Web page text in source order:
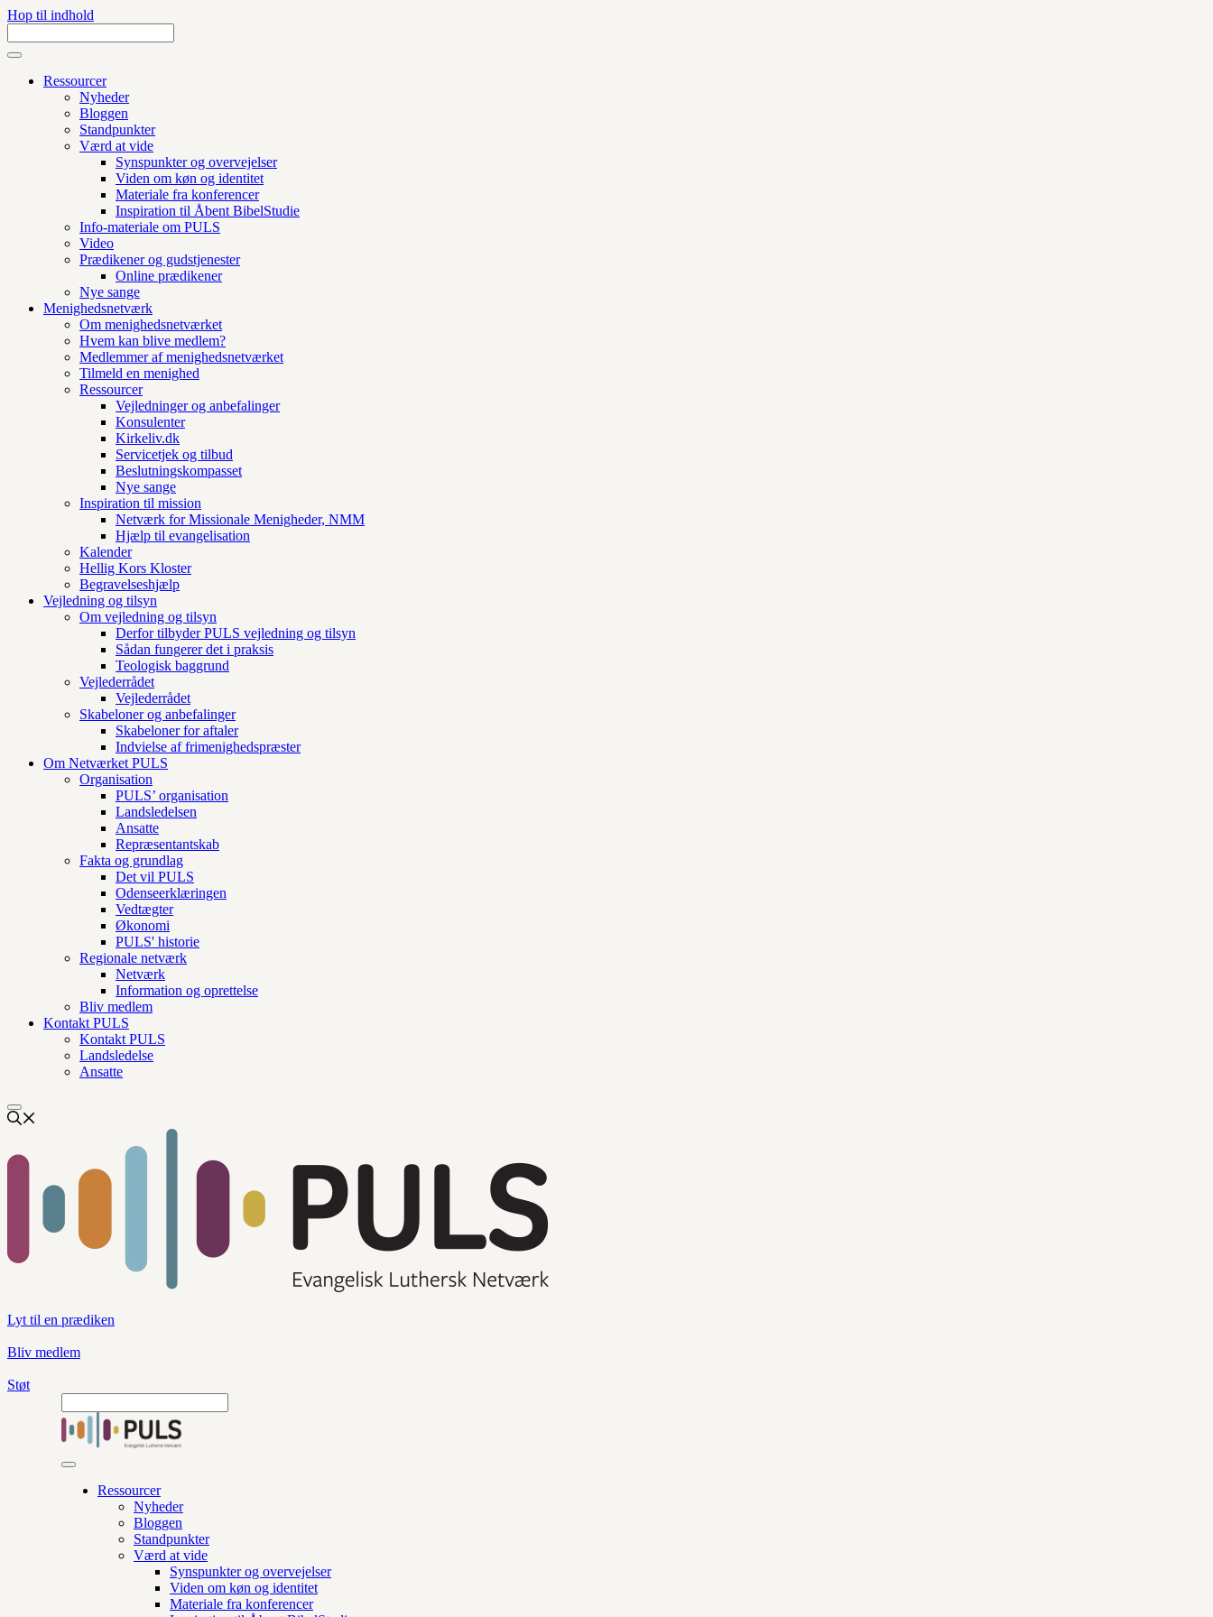
Hop til indhold
Ressourcer
Nyheder
Bloggen
Standpunkter
Værd at vide
Synspunkter og overvejelser
Viden om køn og identitet
Materiale fra konferencer
Inspiration til Åbent BibelStudie
Info-materiale om PULS
Video
Prædikener og gudstjenester
Online prædikener
Nye sange
Menighedsnetværk
Om menighedsnetværket
Hvem kan blive medlem?
Medlemmer af menighedsnetværket
Tilmeld en menighed
Ressourcer
Vejledninger og anbefalinger
Konsulenter
Kirkeliv.dk
Servicetjek og tilbud
Beslutningskompasset
Nye sange
Inspiration til mission
Netværk for Missionale Menigheder, NMM
Hjælp til evangelisation
Kalender
Hellig Kors Kloster
Begravelseshjælp
Vejledning og tilsyn
Om vejledning og tilsyn
Derfor tilbyder PULS vejledning og tilsyn
Sådan fungerer det i praksis
Teologisk baggrund
Vejlederrådet
Vejlederrådet
Skabeloner og anbefalinger
Skabeloner for aftaler
Indvielse af frimenighedspræster
Om Netværket PULS
Organisation
PULS’ organisation
Landsledelsen
Ansatte
Repræsentantskab
Fakta og grundlag
Det vil PULS
Odenseerklæringen
Vedtægter
Økonomi
PULS' historie
Regionale netværk
Netværk
Information og oprettelse
Bliv medlem
Kontakt PULS
Kontakt PULS
Landsledelse
Ansatte
Lyt til en prædiken
Bliv medlem
Støt
Ressourcer
Nyheder
Bloggen
Standpunkter
Værd at vide
Synspunkter og overvejelser
Viden om køn og identitet
Materiale fra konferencer